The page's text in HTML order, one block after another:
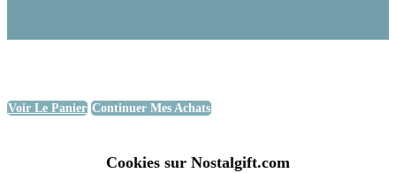
Voir Le Panier Continuer Mes Achats
Cookies sur Nostalgift.com